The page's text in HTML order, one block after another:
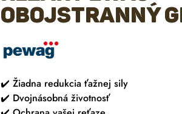
obojstranný
✔️ Žiadna redukcia ťažnej sily
✔️ Dvojnásobná životnosť